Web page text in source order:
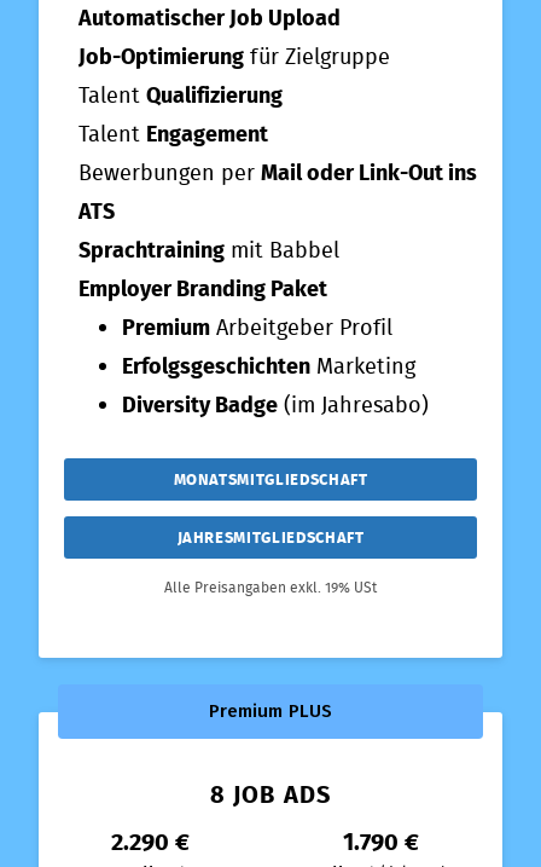
Automatischer Job Upload
Job-Optimierungfür Zielgruppe
TalentQualifizierung
Talent Engagement
Bewerbungen perMail oder Link-Out ins
ATS
Sprachtraining mit Babbel
Employer Branding Paket
PremiumArbeitgeber Profil
Erfolgsgeschichten Marketing
Diversity Badge(im Jahresabo)
MONATSMITGLIEDSCHAFT
JAHRESMITGLIEDSCHAFT
Alle Preisangaben exkl. 19% USt
Premium PLUS
8 JOB ADS
2.290 €
1.790 €